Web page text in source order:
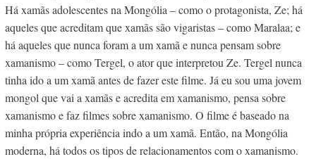
Há xamãs adolescentes na Mongólia – como o protagonista, Ze; há
aqueles que acreditam que xamãs são vigaristas – como Maralaa; e
há aqueles que nunca foram a um xamã e nunca pensam sobre
xamanismo – como Tergel, o ator que interpretou Ze. Tergel nunca
tinha ido a um xamã antes de fazer este filme. Já eu sou uma jovem
mongol que vai a xamãs e acredita em xamanismo, pensa sobre
xamanismo e faz filmes sobre xamanismo. O filme é baseado na
minha própria experiência indo a um xamã. Então, na Mongólia
moderna, há todos os tipos de relacionamentos com o xamanismo.